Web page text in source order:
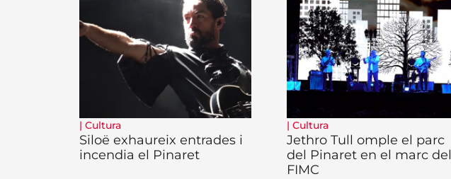
| Cultura
Siloë exhaureix entrades i
incendia el Pinaret
| Cultura
Jethro Tull omple el parc
del Pinaret en el marc del
FIMC